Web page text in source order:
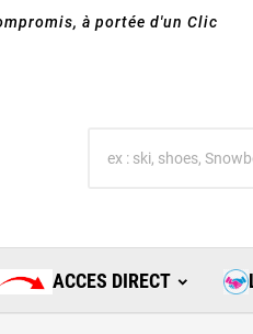
à portée d'un Clic
ACCES DIRECT